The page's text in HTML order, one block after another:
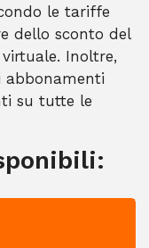
le tariffe
dello sconto del
Inoltre,
abbonamenti
su tutte le